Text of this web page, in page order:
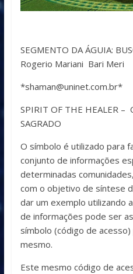
SEGMENTO DA ÁGUIA:
Rogerio Mariani Bari Meri
*shaman@uninet.com.br*
SPIRIT OF THE HEALER –
SAGRADO
O símbolo é utilizado para
conjunto de informações
determinadas
com o objetivo de síntese
dar um exemplo utilizando
de informações pode ser
símbolo (código de
mesmo.
Este mesmo código de